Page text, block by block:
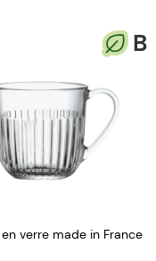
B
en verre made in France